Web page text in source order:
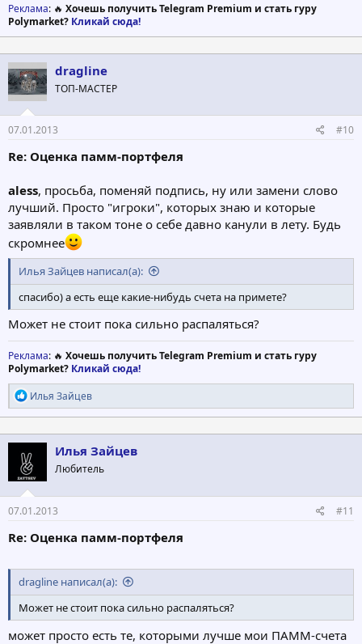
Реклама: 🔥 Хочешь получить Telegram Premium и стать гуру
Polymarket? Кликай сюда!
dragline
ТОП-МАСТЕР
07.01.2013 #10
Re: Оценка памм-портфеля
aless, просьба, поменяй подпись, ну или замени слово
лучший. Просто "игроки", которых знаю и которые
заявляли в таком тоне о себе давно канули в лету. Будь
скромнее
Илья Зайцев написал(а):
спасибо) а есть еще какие-нибудь счета на примете?
Может не стоит пока сильно распаляться?
Реклама: 🔥 Хочешь получить Telegram Premium и стать гуру
Polymarket? Кликай сюда!
Р
е
а
к
ц
и
и
:
Илья Зайцев
Илья Зайцев
Любитель
07.01.2013 #11
Re: Оценка памм-портфеля
dragline написал(а):
Может не стоит пока сильно распаляться?
может просто есть те, которыми лучше мои ПАММ-счета